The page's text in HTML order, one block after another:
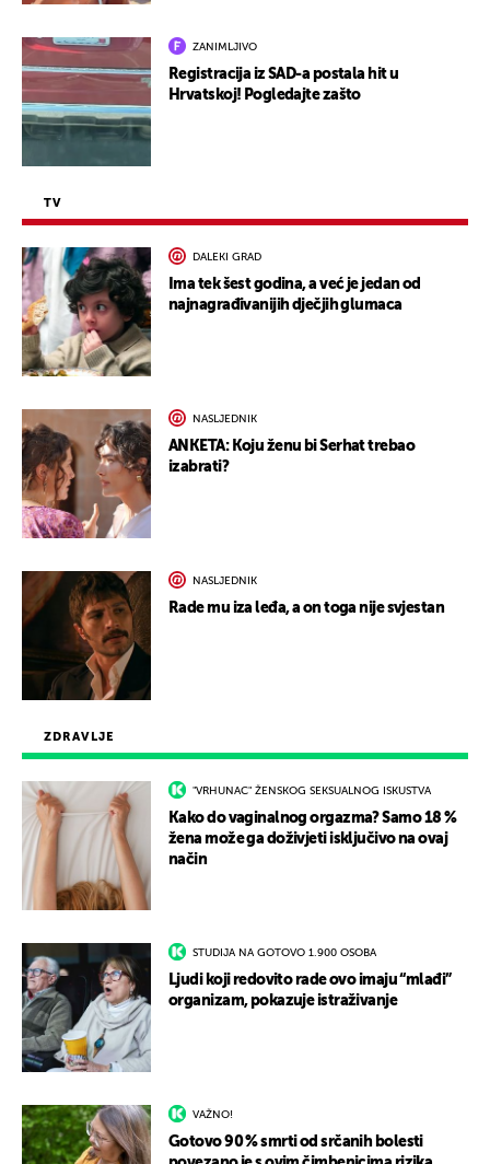
ZDRAVLJE
"VRHUNAC" ŽENSKOG SEKSUALNOG ISKUSTVA
Kako do vaginalnog orgazma? Samo 18 %
žena može ga doživjeti isključivo na ovaj
način
STUDIJA NA GOTOVO 1.900 OSOBA
Ljudi koji redovito rade ovo imaju “mlađi”
organizam, pokazuje istraživanje
VAŽNO!
Gotovo 90 % smrti od srčanih bolesti
ZANIMLJIVO
Registracija iz SAD-a postala hit u
Hrvatskoj! Pogledajte zašto
TV
DALEKI GRAD
Ima tek šest godina, a već je jedan od
najnagrađivanijih dječjih glumaca
NASLJEDNIK
ANKETA: Koju ženu bi Serhat trebao
izabrati?
NASLJEDNIK
Rade mu iza leđa, a on toga nije svjestan